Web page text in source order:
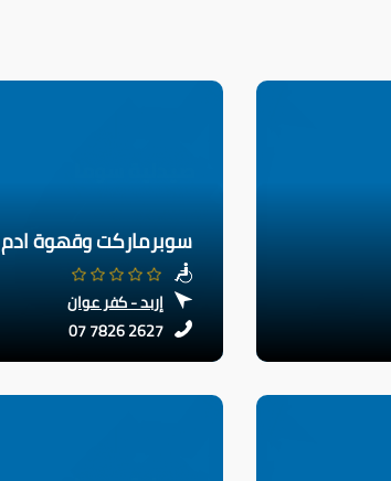
سوبرماركت وقهوة ادم
إربد - كفر عوان
07 7826 2627